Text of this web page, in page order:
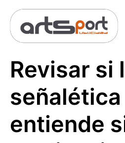
Revisar si
señalética
entiende